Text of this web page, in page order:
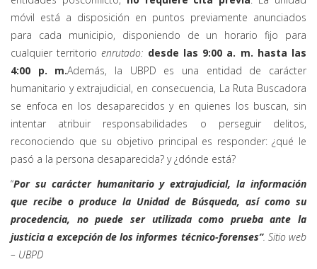
móvil está a disposición en puntos previamente anunciados
para cada municipio, disponiendo de un horario fijo para
cualquier territorioenrutado: desde las 9:00 a. m. hasta las
4:00 p. m.Además, la UBPD es una entidad de carácter
humanitario y extrajudicial, en consecuencia, La Ruta Buscadora
se enfoca en los desaparecidos y en quienes los buscan, sin
intentar atribuir responsabilidades o perseguir delitos,
reconociendo que su objetivo principal es responder: ¿qué le
pasó a la persona desaparecida? y ¿dónde está?
“Por su carácter humanitario y extrajudicial, la información
que recibe o produce la Unidad de Búsqueda, así como su
procedencia, no puede ser utilizada como prueba ante la
justicia a excepción de los informes técnico-forenses”. Sitio web
– UBPD